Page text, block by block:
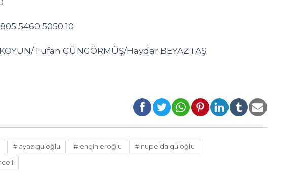
5460 5050 10
Tufan GÜNGÖRMÜŞ/Haydar BEYAZTAŞ
# ayaz güloğlu # engin eroğlu
# nupelda güloğlu